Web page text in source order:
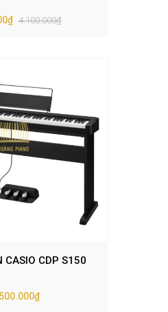
4.100.000₫
CASIO CDP S150